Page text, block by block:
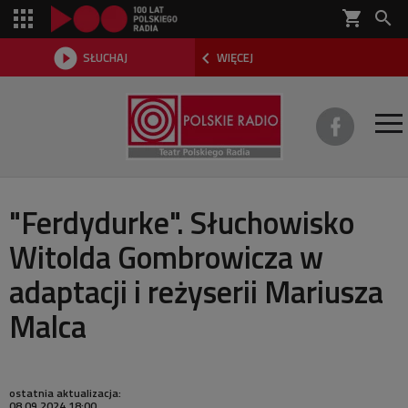
shopping_cart 
 SŁUCHAJ  WIĘCEJ

REPERTUAR
SŁUCHOWISKA
AKTUALNOŚCI
"Ferdydurke". Słuchowisko
Witolda Gombrowicza w
adaptacji i reżyserii Mariusza
Malca
ostatnia aktualizacja: